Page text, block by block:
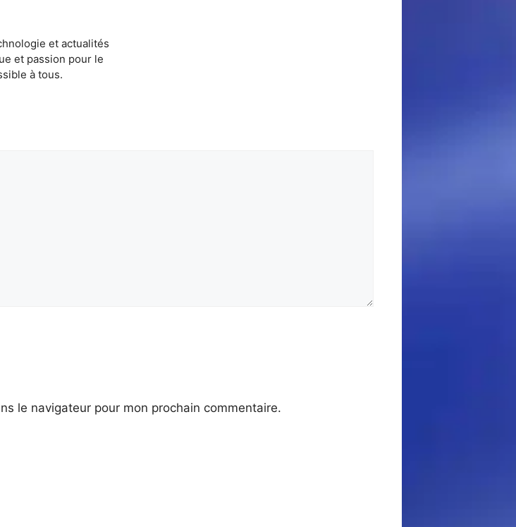
et actualités
et passion pour le
à tous.
le navigateur pour mon prochain commentaire.